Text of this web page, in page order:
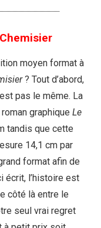
moyen format à
? Tout d’abord,
pas le même. La
graphique Le
tandis que cette
14,1 cm par
format afin de
écrit, l’histoire est
côté là entre le
seul vrai regret